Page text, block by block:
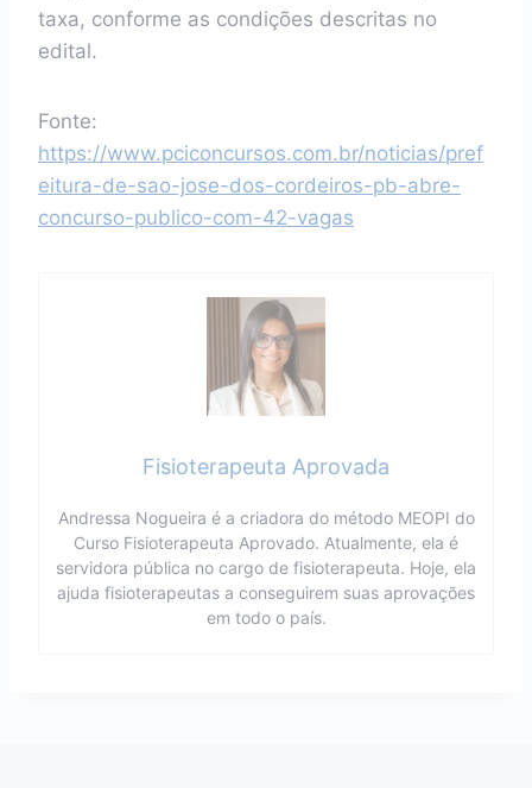
taxa, conforme as condições descritas no
edital.
Fonte:
https://www.pciconcursos.com.br/noticias/pref
eitura-de-sao-jose-dos-cordeiros-pb-abre-
concurso-publico-com-42-vagas
Fisioterapeuta Aprovada
Andressa Nogueira é a criadora do método MEOPI do
Curso Fisioterapeuta Aprovado. Atualmente, ela é
servidora pública no cargo de fisioterapeuta. Hoje, ela
ajuda fisioterapeutas a conseguirem suas aprovações
em todo o país.